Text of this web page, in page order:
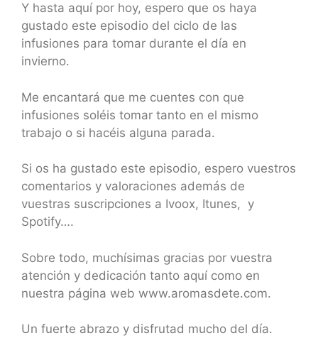
Y hasta aquí por hoy, espero que os haya
gustado este episodio del ciclo de las
infusiones para tomar durante el día en
invierno.
Me encantará que me cuentes con que
infusiones soléis tomar tanto en el mismo
trabajo o si hacéis alguna parada.
Si os ha gustado este episodio, espero vuestros
comentarios y valoraciones además de
vuestras suscripciones a Ivoox, Itunes, y
Spotify….
Sobre todo, muchísimas gracias por vuestra
atención y dedicación tanto aquí como en
nuestra página web www.aromasdete.com.
Un fuerte abrazo y disfrutad mucho del día.